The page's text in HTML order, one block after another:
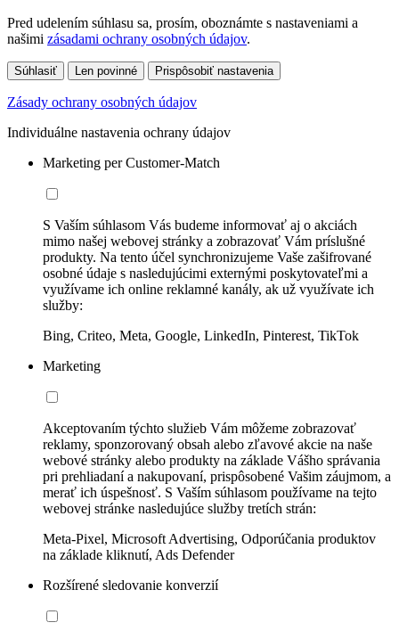
Pred udelením súhlasu sa, prosím, oboznámte s nastaveniami a
našimi zásadami ochrany osobných údajov.
Súhlasiť Len povinné Prispôsobiť nastavenia
Zásady ochrany osobných údajov
Individuálne nastavenia ochrany údajov
Marketing per Customer-Match
S Vaším súhlasom Vás budeme informovať aj o akciách
mimo našej webovej stránky a zobrazovať Vám príslušné
produkty. Na tento účel synchronizujeme Vaše zašifrované
osobné údaje s nasledujúcimi externými poskytovateľmi a
využívame ich online reklamné kanály, ak už využívate ich
služby:
Bing, Criteo, Meta, Google, LinkedIn, Pinterest, TikTok
Marketing
Akceptovaním týchto služieb Vám môžeme zobrazovať
reklamy, sponzorovaný obsah alebo zľavové akcie na naše
webové stránky alebo produkty na základe Vášho správania
pri prehliadaní a nakupovaní, prispôsobené Vašim záujmom, a
merať ich úspešnosť. S Vaším súhlasom používame na tejto
webovej stránke nasledujúce služby tretích strán:
Meta-Pixel, Microsoft Advertising, Odporúčania produktov
na základe kliknutí, Ads Defender
Rozšírené sledovanie konverzií